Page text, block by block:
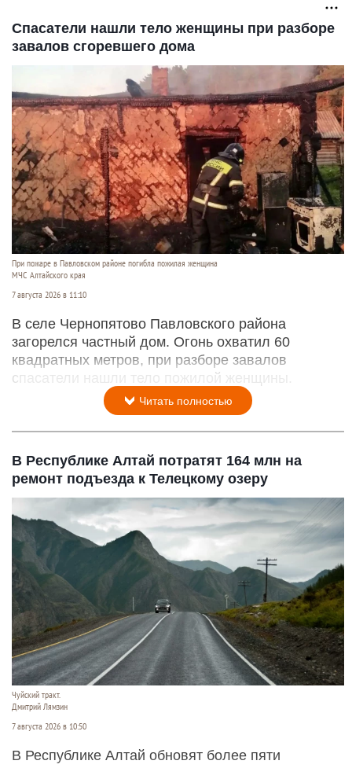
Спасатели нашли тело женщины при разборе
завалов сгоревшего дома
При пожаре в Павловском районе погибла пожилая женщина
МЧС Алтайского края
7 августа 2026 в 11:10
В селе Чернопятово Павловского района
загорелся частный дом. Огонь охватил 60
квадратных метров, при разборе завалов
спасатели нашли тело пожилой женщины.
Читать полностью
В Республике Алтай потратят 164 млн на
ремонт подъезда к Телецкому озеру
Чуйский тракт.
Дмитрий Лямзин
7 августа 2026 в 10:50
В Республике Алтай обновят более пяти